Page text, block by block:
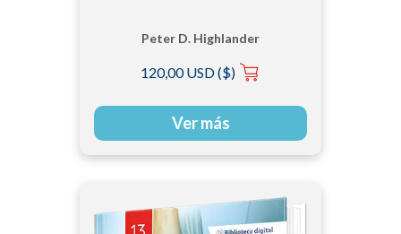
Peter D. Highlander
120,00 USD ($)
Ver más